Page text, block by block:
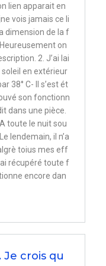
lien apparait en
vois jamais ce li
dimension de la f
on
2. J’ai lai
soleil en extérieur
38° C- Il s’est ét
son fonctionn
dans une pièce.
toute le nuit sou
lendemain, il n’a
toius mes eff
récupéré toute f
encore dan
Je crois qu